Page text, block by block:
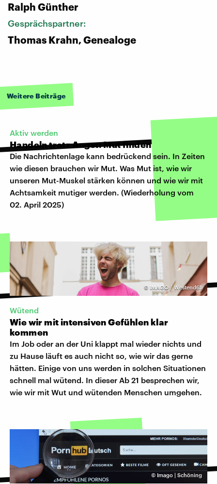
Ralph Günther
Gesprächspartner:
​Thomas Krahn, Genealoge
Weitere Beiträge
Aktiv werden
Handeln trotz Angst: Mut finden
Die Nachrichtenlage kann bedrückend sein. In Zeiten
wie diesen brauchen wir Mut. Was Mut ist, wie wir
unseren Mut-Muskel stärken können und wie wir mit
Achtsamkeit mutiger werden. (Wiederholung vom
02. April 2025)
© IMAGO / Westend61
Wütend
Wie wir mit intensiven Gefühlen klar
kommen
Im Job oder an der Uni klappt mal wieder nichts und
zu Hause läuft es auch nicht so, wie wir das gerne
hätten. Einige von uns werden in solchen Situationen
schnell mal wütend. In dieser Ab 21 besprechen wir,
wie wir mit Wut und wütenden Menschen umgehen.
© Imago | Schöning